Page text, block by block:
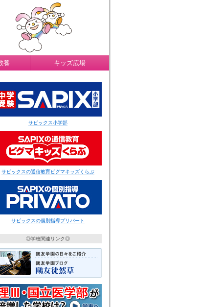
養 キッズ広場
サピックス小学部
サピックスの通信教育ピグマキッズくらぶ
サピックスの個別指導プリバート
◎学校関連リンク◎